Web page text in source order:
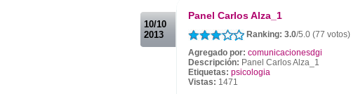
10/10
2013
Panel Carlos Alza_1
Ranking: 3.0/5.0 (77 votos)
Agregado por: comunicacionesdgi
Descripción: Panel Carlos Alza_1
Etiquetas: psicologia
Vistas: 1471